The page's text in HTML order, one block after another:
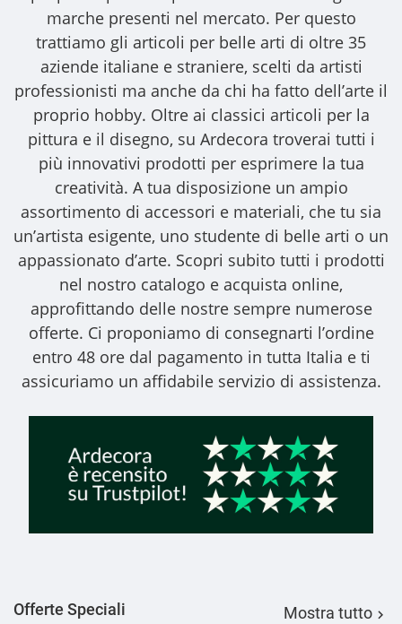
marche presenti nel mercato. Per questo
trattiamo gli articoli per belle arti di oltre 35
aziende italiane e straniere, scelti da artisti
professionisti ma anche da chi ha fatto dell’arte il
proprio hobby. Oltre ai classici articoli per la
pittura e il disegno, su Ardecora troverai tutti i
più innovativi prodotti per esprimere la tua
creatività. A tua disposizione un ampio
assortimento di accessori e materiali, che tu sia
un’artista esigente, uno studente di belle arti o un
appassionato d’arte. Scopri subito tutti i prodotti
nel nostro catalogo e acquista online,
approfittando delle nostre sempre numerose
offerte. Ci proponiamo di consegnarti l’ordine
entro 48 ore dal pagamento in tutta Italia e ti
assicuriamo un affidabile servizio di assistenza.
Offerte Speciali Mostra tutto 